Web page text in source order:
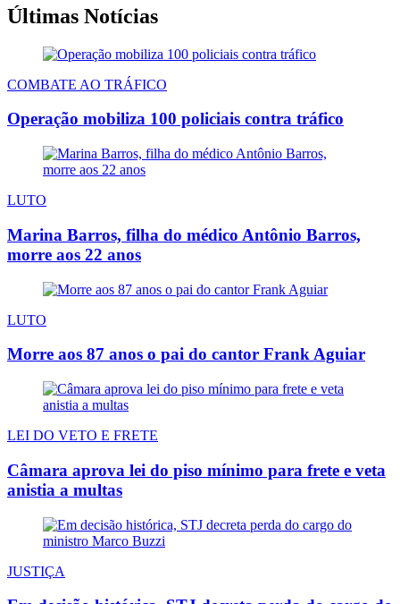
Últimas Notícias
COMBATE AO TRÁFICO
Operação mobiliza 100 policiais contra tráfico
LUTO
Marina Barros, filha do médico Antônio Barros,
morre aos 22 anos
LUTO
Morre aos 87 anos o pai do cantor Frank Aguiar
LEI DO VETO E FRETE
Câmara aprova lei do piso mínimo para frete e veta
anistia a multas
JUSTIÇA